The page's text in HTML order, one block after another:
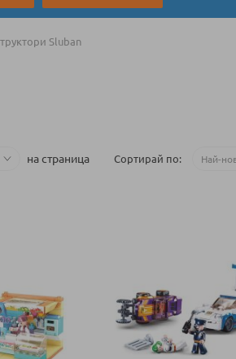
Sluban
на страница Сортирай по